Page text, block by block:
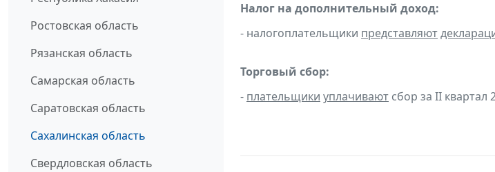
Ростовская область
Рязанская область
Самарская область
Саратовская область
Сахалинская область
Свердловская область
Налог на дополнительный доход:
- налогоплательщики представляют
Торговый сбор:
- плательщики уплачивают сбор за II квартал